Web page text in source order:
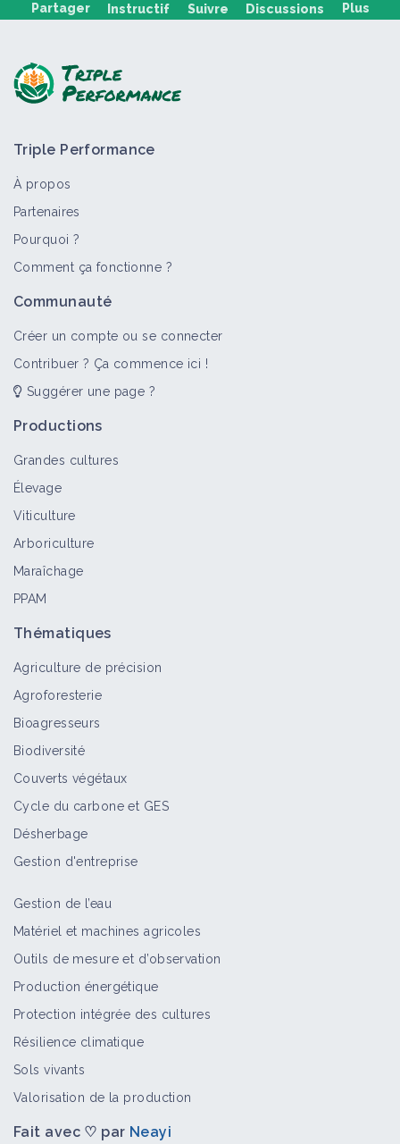
Partager Instructif Suivre Discussions Plus
Vidéo
et bois d'oeuvre en élevage
Choisir quelles essences d'arbres
Portail thématique
Triple Performance
À propos
Partenaires
Pourquoi ?
Comment ça fonctionne ?
Communauté
Créer un compte ou se connecter
Contribuer ? Ça commence ici !
Suggérer une page ?
Productions
Grandes cultures
Élevage
Viticulture
Arboriculture
Maraîchage
PPAM
Thématiques
Agriculture de précision
Agroforesterie
Bioagresseurs
Biodiversité
Couverts végétaux
Cycle du carbone et GES
Désherbage
Gestion d'entreprise
Gestion de l’eau
Matériel et machines agricoles
Outils de mesure et d’observation
Production énergétique
Protection intégrée des cultures
Résilience climatique
Sols vivants
Valorisation de la production
Fait avec ♡ par Neayi